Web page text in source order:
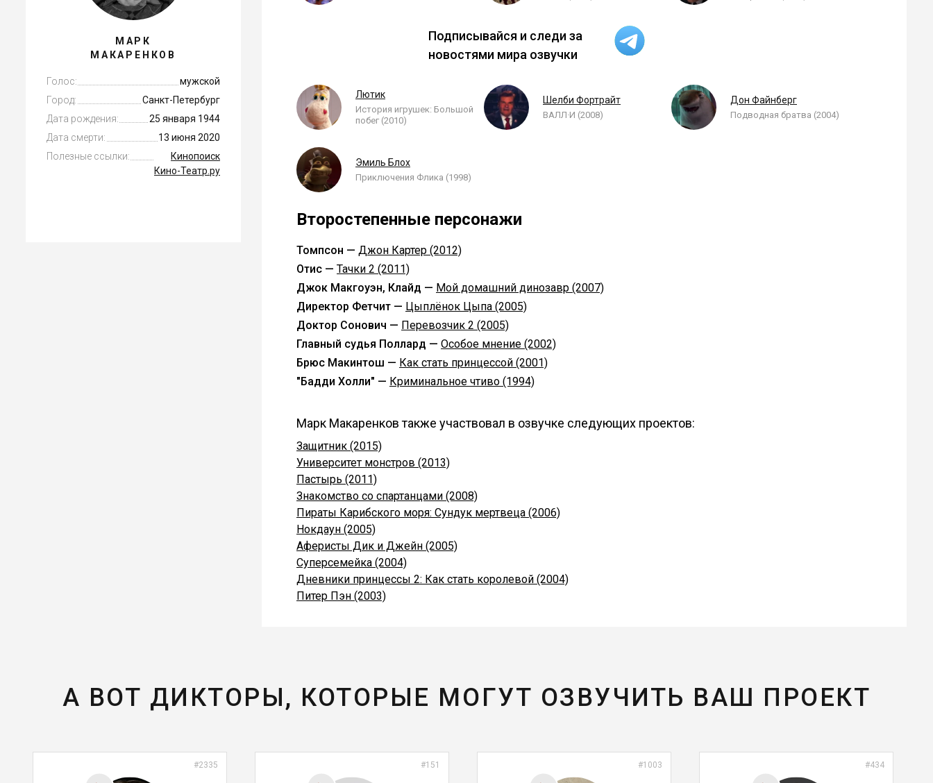
МАРК
МАКАРЕНКОВ
Голос:
мужской
Город:
Санкт-Петербург
Дата рождения:
25 января 1944
Дата смерти:
13 июня 2020
Полезные ссылки:
Кинопоиск
Кино-Театр.ру
Подписывайся и следи за
новостями мира озвучки
Лютик
История игрушек: Большой
побег (2010)
Шелби Фортрайт
ВАЛЛ·И (2008)
Дон Файнберг
Подводная братва (2004)
Эмиль Блох
Приключения Флика (1998)
Второстепенные персонажи
Томпсон — Джон Картер (2012)
Отис — Тачки 2 (2011)
Джок Макгоуэн, Клайд — Мой домашний динозавр (2007)
Директор Фетчит — Цыплёнок Цыпа (2005)
Доктор Сонович — Перевозчик 2 (2005)
Главный судья Поллард — Особое мнение (2002)
Брюс Макинтош — Как стать принцессой (2001)
"Бадди Холли" — Криминальное чтиво (1994)
Марк Макаренков также участвовал в озвучке следующих проектов:
Защитник (2015)
Университет монстров (2013)
Пастырь (2011)
Знакомство со спартанцами (2008)
Пираты Карибского моря: Сундук мертвеца (2006)
Нокдаун (2005)
Аферисты Дик и Джейн (2005)
Суперсемейка (2004)
Дневники принцессы 2: Как стать королевой (2004)
Питер Пэн (2003)
А ВОТ ДИКТОРЫ, КОТОРЫЕ МОГУТ ОЗВУЧИТЬ ВАШ ПРОЕКТ
#2335 #151 #1003 #434